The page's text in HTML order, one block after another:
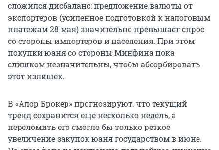
сложился дисбаланс: предложение валюты от
экспортеров (усиленное подготовкой к налоговым
платежам 28 мая) значительно превышает спрос
со стороны импортеров и населения. При этом
покупки юаня со стороны Минфина пока
слишком незначительны, чтобы абсорбировать
этот излишек.
В «Алор Брокер» прогнозируют, что текущий
тренд сохранится еще несколько недель, а
переломить его смогло бы только резкое
увеличение закупок юаня государством в июне.